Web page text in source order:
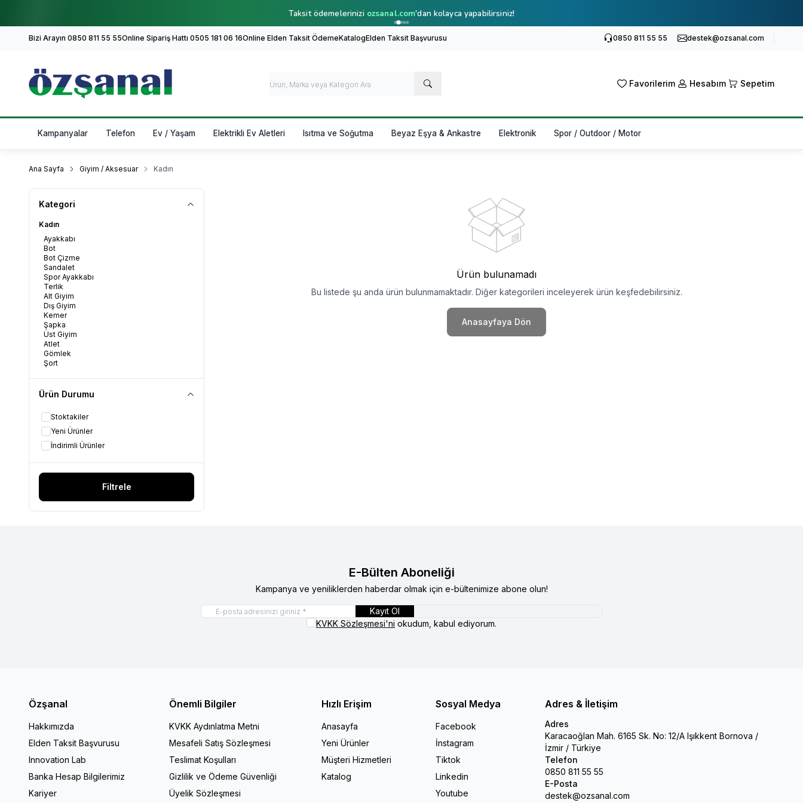
Taksit ödemelerinizi ozsanal.com'dan kolayca yapabilirsiniz!
Bizi Arayın 0850 811 55 55Online Sipariş Hattı 0505 181 06 16Online Elden Taksit ÖdemeKatalogElden Taksit Başvurusu 0850 811 55 55 destek@ozsanal.com
Favorilerim Hesabım Sepetim
Kampanyalar Telefon Ev / Yaşam Elektrikli Ev Aletleri Isıtma ve Soğutma Beyaz Eşya & Ankastre Elektronik Spor / Outdoor / Motor
Ana Sayfa Giyim / Aksesuar Kadın
Kategori
Kadın
Ayakkabı
Bot
Bot Çizme
Sandalet
Spor Ayakkabı
Terlik
Alt Giyim
Dış Giyim
Kemer
Şapka
Üst Giyim
Atlet
Gömlek
Şort
Bermuda
Body
Ceket
Mont
Sweatshirt
Yelek
Ürün Durumu
Stoktakiler
Yeni Ürünler
İndirimli Ürünler
Filtrele
Ürün bulunamadı
Bu listede şu anda ürün bulunmamaktadır. Diğer kategorileri inceleyerek ürün keşfedebilirsiniz.
Anasayfaya Dön
E-Bülten Aboneliği
Kampanya ve yeniliklerden haberdar olmak için e-bültenimize abone olun!
Kayıt Ol
KVKK Sözleşmesi'ni okudum, kabul ediyorum.
Özşanal
Hakkımızda
Elden Taksit Başvurusu
Innovation Lab
Banka Hesap Bilgilerimiz
Kariyer
Önemli Bilgiler
KVKK Aydınlatma Metni
Mesafeli Satış Sözleşmesi
Teslimat Koşulları
Gizlilik ve Ödeme Güvenliği
Üyelik Sözleşmesi
Hızlı Erişim
Anasayfa
Yeni Ürünler
Müşteri Hizmetleri
Katalog
Sosyal Medya
Facebook
İnstagram
Tiktok
Linkedin
Youtube
Adres & İletişim
Adres
Karacaoğlan Mah. 6165 Sk. No: 12/A Işıkkent Bornova /
İzmir / Türkiye
Telefon
0850 811 55 55
E-Posta
destek@ozsanal.com